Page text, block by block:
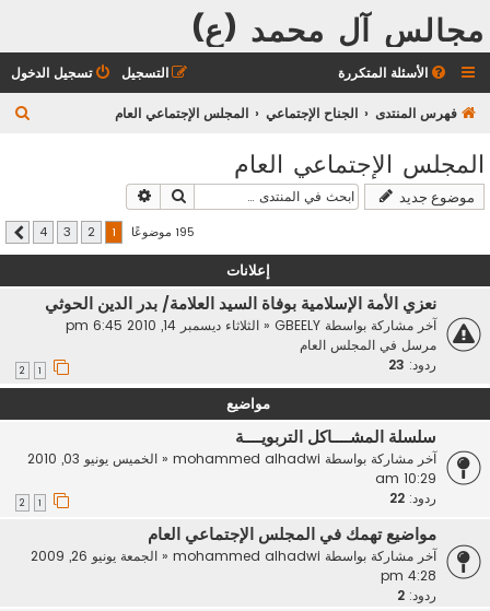
مجالس آل محمد (ع)
الأسئلة المتكررة تسجيل الدخول التسجيل
فهرس المنتدى الجناح الإجتماعي المجلس الإجتماعي العام
ب
المجلس الإجتماعي العام
موضوع جديد بحث
195 موضوعًا 2
3
4 التالي
إعلانات
نعزي الأمة الإسلامية بوفاة السيد العلامة/ بدر الدين الحوثي
آخر مشاركة بواسطة GBEELY
« الثلاثاء ديسمبر 14, 2010 6:45 pm
مرسل في المجلس العام
ردود: 23
مواضيع
سلسلة المشــــاكل التربويــــة
آخر مشاركة بواسطة mohammed alhadwi
«
الخميس يونيو 03, 2010
10:29 am
ردود: 22
مواضيع تهمك في المجلس الإجتماعي العام
آخر مشاركة بواسطة mohammed alhadwi
«
الجمعة يونيو 26, 2009
4:28 pm
ردود: 2